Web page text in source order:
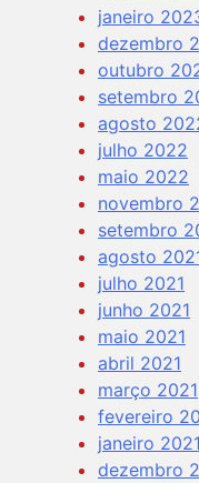
janeiro
dezembro
outubro
setembro
agosto
julho 2022
maio 2022
novembro
setembro
agosto
julho 2021
junho 2021
maio 2021
abril 2021
março 2021
fevereiro
janeiro 2021
dezembro